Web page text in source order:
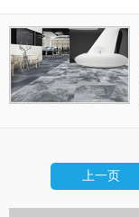
上一页